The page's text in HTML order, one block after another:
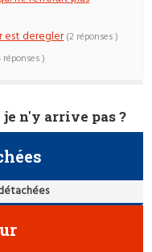
est deregler (2 réponses )
réponses )
je n'y arrive pas ?